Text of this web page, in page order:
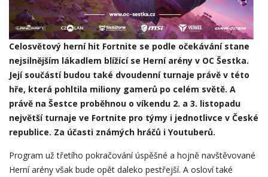
Celosvětový herní hit Fortnite se podle očekávání stane
nejsilnějším lákadlem blížící se Herní arény v OC Šestka.
Její součástí budou také dvoudenní turnaje právě v této
hře, která pohltila miliony gamerů po celém světě. A
právě na Šestce proběhnou o víkendu 2. a 3. listopadu
největší turnaje ve Fortnite pro týmy i jednotlivce v České
republice. Za účasti známých hráčů i Youtuberů.
Program už třetího pokračování úspěšné a hojně navštěvované
Herní arény však bude opět daleko pestřejší. A osloví také